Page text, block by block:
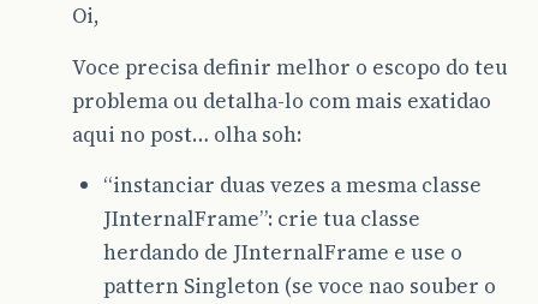
Oi,
Voce precisa definir melhor o escopo do teu
problema ou detalha-lo com mais exatidao
aqui no post… olha soh:
“instanciar duas vezes a mesma classe
JInternalFrame”: crie tua classe
herdando de JInternalFrame e use o
pattern Singleton (se voce nao souber o